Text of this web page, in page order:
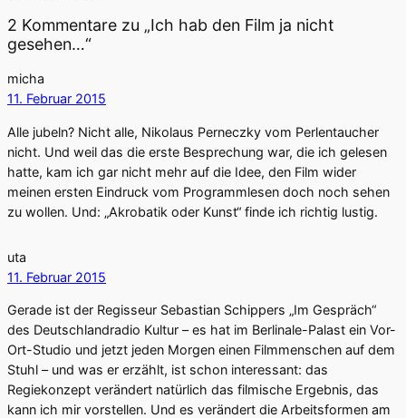
2 Kommentare zu „Ich hab den Film ja nicht
gesehen…“
micha
11. Februar 2015
Alle jubeln? Nicht alle, Nikolaus Perneczky vom Perlentaucher
nicht. Und weil das die erste Besprechung war, die ich gelesen
hatte, kam ich gar nicht mehr auf die Idee, den Film wider
meinen ersten Eindruck vom Programmlesen doch noch sehen
zu wollen. Und: „Akrobatik oder Kunst“ finde ich richtig lustig.
uta
11. Februar 2015
Gerade ist der Regisseur Sebastian Schippers „Im Gespräch“
des Deutschlandradio Kultur – es hat im Berlinale-Palast ein Vor-
Ort-Studio und jetzt jeden Morgen einen Filmmenschen auf dem
Stuhl – und was er erzählt, ist schon interessant: das
Regiekonzept verändert natürlich das filmische Ergebnis, das
kann ich mir vorstellen. Und es verändert die Arbeitsformen am